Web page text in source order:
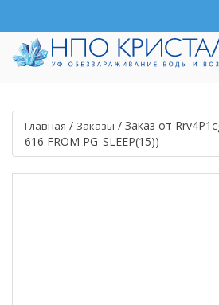
Главная / Заказы / Заказ от
616 FROM PG_SLEEP(15))—